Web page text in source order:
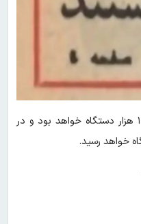
تولید سال‌جاری پیکان بین ۱۱۰ تا ۱۲۰ هزار دستگاه خواهد بود و در